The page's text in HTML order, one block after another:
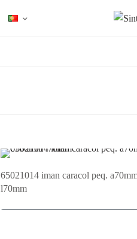
65021014 iman caracol peq.
l70mm